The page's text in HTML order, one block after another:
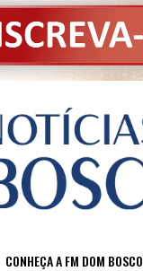
CONHEÇA A FM DOM BOSCO